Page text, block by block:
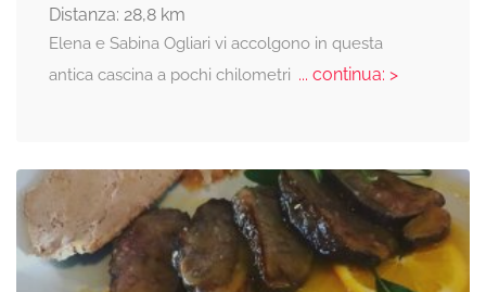
Distanza: 28,8 km
Elena e Sabina Ogliari vi accolgono in questa
antica cascina a pochi chilometri ... continua: >